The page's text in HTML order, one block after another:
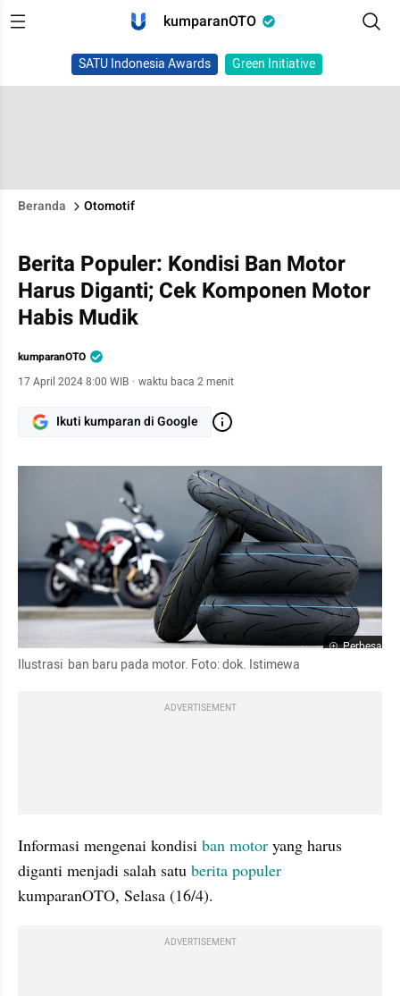
kumparanOTO
SATU Indonesia Awards Green Initiative
Beranda Otomotif
Berita Populer: Kondisi Ban Motor
Harus Diganti; Cek Komponen Motor
Habis Mudik
kumparanOTO
17 April 2024 8:00 WIB · waktu baca 2 menit
Ikuti kumparan di Google
Perbesar
Ilustrasi  ban baru pada motor. Foto: dok. Istimewa
ADVERTISEMENT
Informasi mengenai kondisi ban motor yang harus
diganti menjadi salah satu berita populer
kumparanOTO, Selasa (16/4).
ADVERTISEMENT